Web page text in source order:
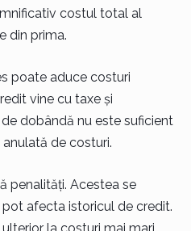
costul total al
din prima.
poate aduce costuri
vine cu taxe și
dobândă nu este suficient
de costuri.
penalități. Acestea se
afecta istoricul de credit.